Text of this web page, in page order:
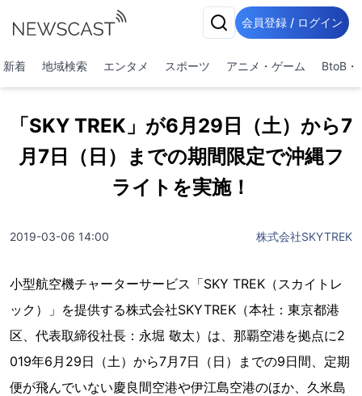
会員登録 / ログイン
新着 地域検索 エンタメ スポーツ アニメ・ゲーム BtoB・
「SKY TREK」が6月29日（土）から7
月7日（日）までの期間限定で沖縄フ
ライトを実施！
2019-03-06 14:00 株式会社SKYTREK
小型航空機チャーターサービス「SKY TREK（スカイトレ
ック）」を提供する株式会社SKYTREK（本社：東京都港
区、代表取締役社長：永堀 敬太）は、那覇空港を拠点に2
019年6月29日（土）から7月7日（日）までの9日間、定期
便が飛んでいない慶良間空港や伊江島空港のほか、久米島